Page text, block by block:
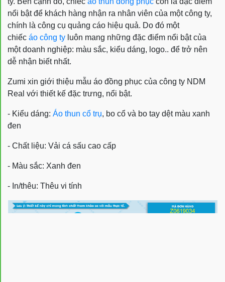
nổi bật để khách hàng nhận ra nhân viên của một công ty,
chính là công cụ quảng cáo hiệu quả. Do đó một
chiếc áo công ty luôn mang những đặc điểm nổi bật của
một doanh nghiệp: màu sắc, kiểu dáng, logo.. để trở nên
dễ nhận biết nhất.
Zumi xin giới thiệu mẫu áo đồng phục của công ty NDM
Real với thiết kế đặc trưng, nổi bật.
- Kiểu dáng: Áo thun cổ trụ, bo cổ và bo tay dệt màu xanh
đen
- Chất liệu: Vải cá sấu cao cấp
- Màu sắc: Xanh đen
- In/thêu: Thêu vi tính